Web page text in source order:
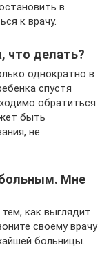
в
к врачу.
что делать?
однократно в
спустя
обратиться
быть
не
Мне
как выглядит
своему врачу
больницы.